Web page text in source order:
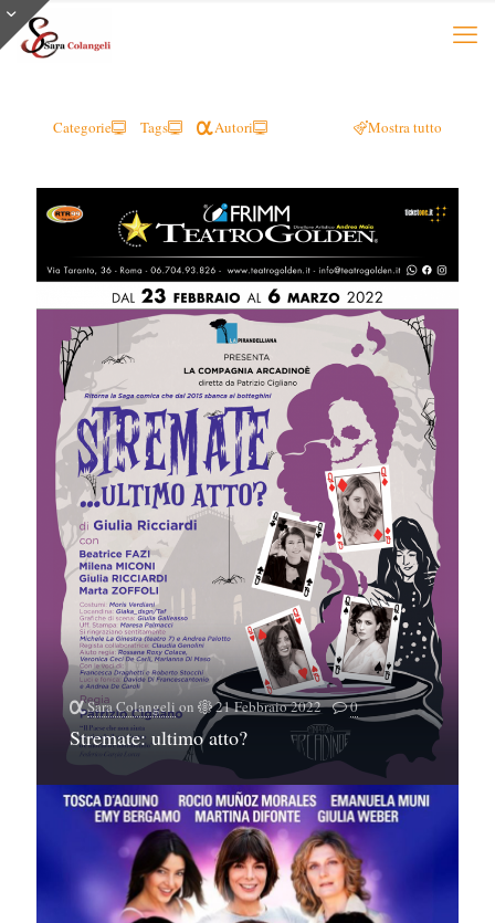
Categorie Tags Autori Mostra tutto
Sara Colangeli on 21 Febbraio 2022 0
Stremate: ultimo atto?